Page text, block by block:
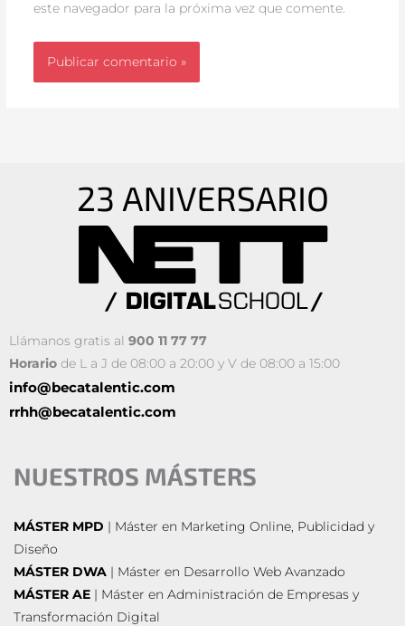
este navegador para la próxima vez que comente.
Llámanos gratis al 900 11 77 77
Horario de L a J de 08:00 a 20:00 y V de 08:00 a 15:00
info@becatalentic.com
rrhh@becatalentic.com
NUESTROS MÁSTERS
MÁSTER MPD | Máster en Marketing Online, Publicidad y
Diseño
MÁSTER DWA | Máster en Desarrollo Web Avanzado
MÁSTER AE | Máster en Administración de Empresas y
Transformación Digital